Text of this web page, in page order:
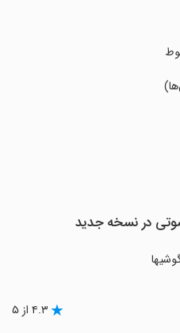
صوتی در نسخه جدید
۴.۳ از ۵